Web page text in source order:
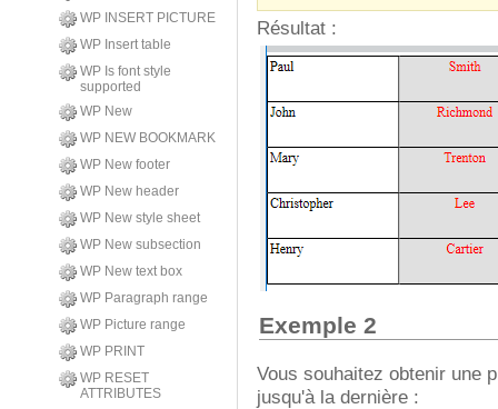
WP INSERT PICTURE
WP Insert table
WP Is font style
supported
WP New
WP NEW BOOKMARK
WP New footer
WP New header
WP New style sheet
WP New subsection
WP New text box
WP Paragraph range
WP Picture range
WP PRINT
WP RESET
ATTRIBUTES
Résultat :
Exemple 2
Vous souhaitez obtenir une
jusqu'à la dernière :